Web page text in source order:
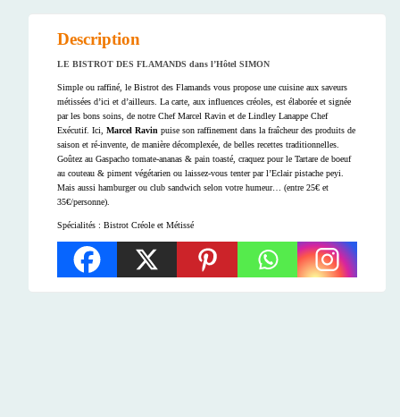
Description
LE BISTROT DES FLAMANDS dans l’Hôtel SIMON
Simple ou raffiné, le Bistrot des Flamands vous propose une cuisine aux saveurs
métissées d’ici et d’ailleurs. La carte, aux influences créoles, est élaborée et signée
par les bons soins, de notre Chef Marcel Ravin et de Lindley Lanappe Chef
Exécutif. Ici, Marcel Ravin puise son raffinement dans la fraîcheur des produits de
saison et ré-invente, de manière décomplexée, de belles recettes traditionnelles.
Goûtez au Gaspacho tomate-ananas & pain toasté, craquez pour le Tartare de boeuf
au couteau & piment végétarien ou laissez-vous tenter par l’Eclair pistache peyi.
Mais aussi hamburger ou club sandwich selon votre humeur… (entre 25€ et
35€/personne).
Spécialités : Bistrot Créole et Métissé